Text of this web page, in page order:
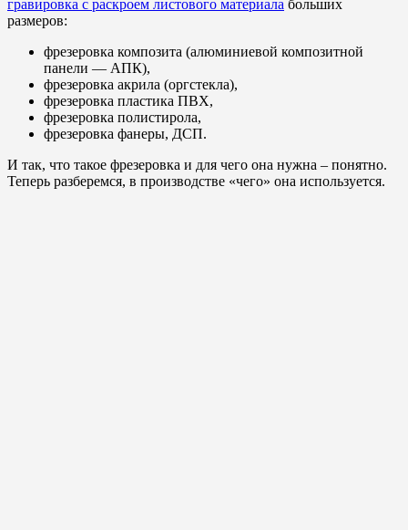
гравировка с раскроем листового материала больших
размеров:
фрезеровка композита (алюминиевой композитной
панели — АПК),
фрезеровка акрила (оргстекла),
фрезеровка пластика ПВХ,
фрезеровка полистирола,
фрезеровка фанеры, ДСП.
И так, что такое фрезеровка и для чего она нужна – понятно.
Теперь разберемся, в производстве «чего» она используется.